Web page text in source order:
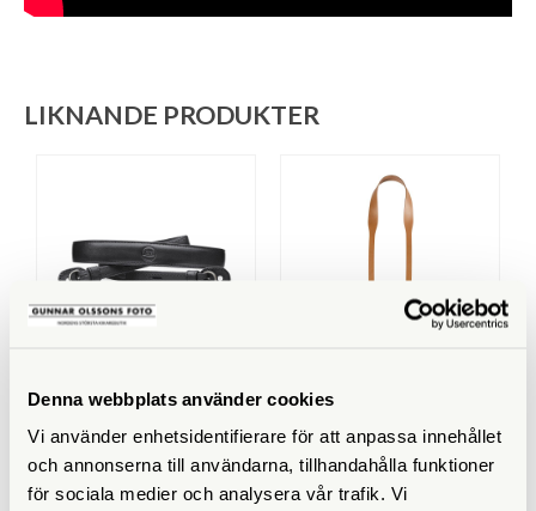
Denna webbplats använder cookies
Vi använder enhetsidentifierare för att anpassa innehållet
och annonserna till användarna, tillhandahålla funktioner
för sociala medier och analysera vår trafik. Vi
LIKNANDE PRODUKTER
(24035)
Finns i lager
Camera Strap Standard Tan
(LRS-ST-BN-1)
Finns i lager